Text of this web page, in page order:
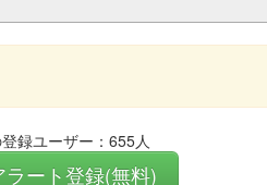
録ユーザー：655人
ラート登録(無料)